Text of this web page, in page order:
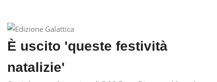
È uscito 'queste festività
natalizie'